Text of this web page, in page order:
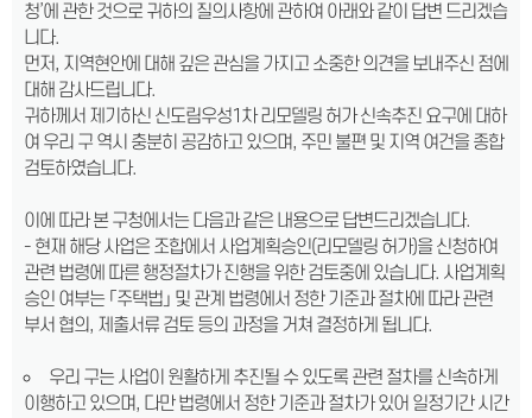
청’에 관한 것으로 귀하의 질의사항에 관하여 아래와 같이 답변 드리겠습
니다.
먼저, 지역현안에 대해 깊은 관심을 가지고 소중한 의견을 보내주신 점에
대해 감사드립니다.
귀하께서 제기하신 신도림우성1차 리모델링 허가 신속추진 요구에 대하
여 우리 구 역시 충분히 공감하고 있으며, 주민 불편 및 지역 여건을 종합
검토하였습니다.
이에 따라 본 구청에서는 다음과 같은 내용으로 답변드리겠습니다.
- 현재 해당 사업은 조합에서 사업계획승인(리모델링 허가)을 신청하여
관련 법령에 따른 행정절차가 진행을 위한 검토중에 있습니다. 사업계획
승인 여부는 「주택법」 및 관계 법령에서 정한 기준과 절차에 따라 관련
부서 협의, 제출서류 검토 등의 과정을 거쳐 결정하게 됩니다.
우리 구는 사업이 원활하게 추진될 수 있도록 관련 절차를 신속하게
이행하고 있으며, 다만 법령에서 정한 기준과 절차가 있어 일정기간 시간